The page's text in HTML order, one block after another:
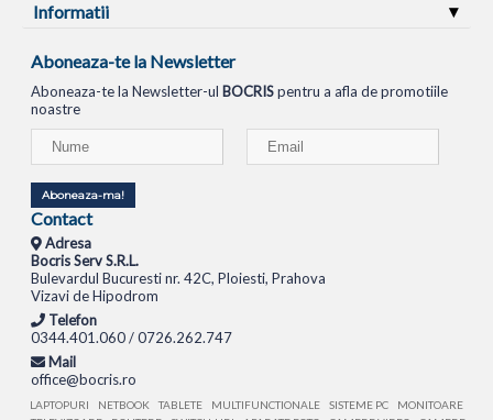
Informatii
Aboneaza-te la Newsletter
Aboneaza-te la Newsletter-ul BOCRISpentru a afla de promotiile
noastre
Aboneaza-ma!
Contact
Adresa
Bocris Serv S.R.L.
Bulevardul Bucuresti nr. 42C, Ploiesti, Prahova
Vizavi de Hipodrom
Telefon
0344.401.060 / 0726.262.747
Mail
office@bocris.ro
LAPTOPURI NETBOOK TABLETE MULTIFUNCTIONALE SISTEME PC
MONITOARE